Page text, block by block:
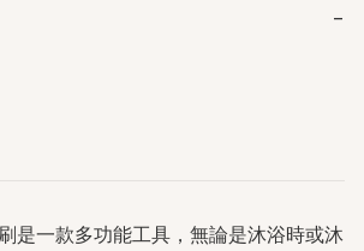
−
是一款多功能工具，無論是沐浴時或沐